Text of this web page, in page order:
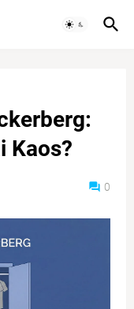
Kaos?
0